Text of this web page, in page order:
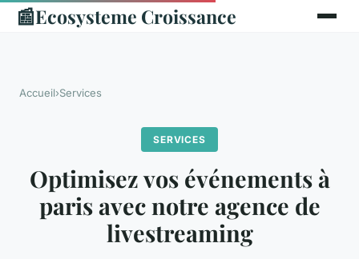
📰Ecosysteme Croissance
Accueil›Services
SERVICES
Optimisez vos événements à
paris avec notre agence de
livestreaming